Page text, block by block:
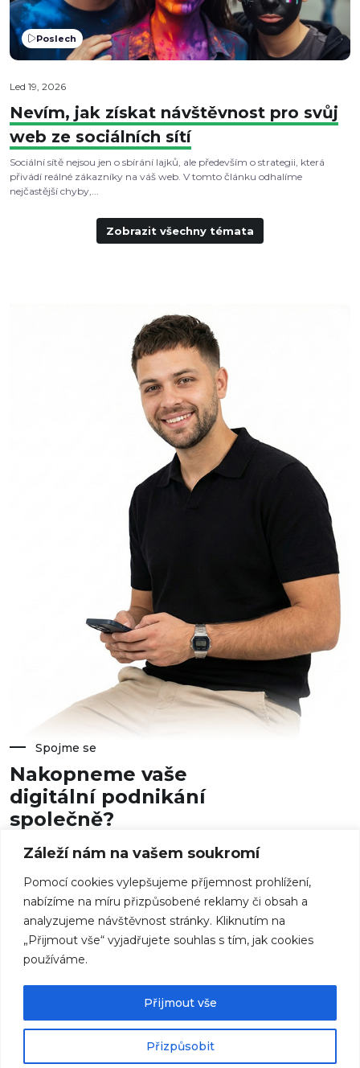
Záleží nám na vašem soukromí
Pomocí cookies vylepšujeme příjemnost prohlížení,
nabízíme na míru přizpůsobené reklamy či obsah a
analyzujeme návštěvnost stránky. Kliknutím na
„Přijmout vše“ vyjadřujete souhlas s tím, jak cookies
používáme.
Přizpůsobit
Přijmout vše
Menu
Poslech
Led 19, 2026
Nevím, jak získat návštěvnost pro svůj
web ze sociálních sítí
Sociální sítě nejsou jen o sbírání lajků, ale především o strategii, která
přivádí reálné zákazníky na váš web. V tomto článku odhalíme
nejčastější chyby,...
Zobrazit všechny témata
Spojme se
Nakopneme vaše
digitální podnikání
společně?
jsem@janvasek.cz
Volejte: +420 734 657 861
Pište na: E-mailnebo WhatsApp
Najdete mně na:
Podnikatel je zapsán v živnostenském rejstříku